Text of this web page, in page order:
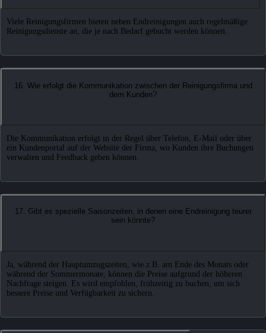
Viele Reinigungsfirmen bieten neben Endreinigungen auch regelmäßige
Reinigungsdienste an, die je nach Bedarf gebucht werden können.
16. Wie erfolgt die Kommunikation zwischen der Reinigungsfirma und
dem Kunden?
Die Kommunikation erfolgt in der Regel über Telefon, E-Mail oder über
ein Kundenportal auf der Website der Firma, wo Kunden ihre Buchungen
verwalten und Feedback geben können.
17. Gibt es spezielle Saisonzeiten, in denen eine Endreinigung teurer
sein könnte?
Ja, während der Hauptumzugszeiten, wie z.B. am Ende des Monats oder
während der Sommermonate, können die Preise aufgrund der höheren
Nachfrage steigen. Es wird empfohlen, frühzeitig zu buchen, um sich
bessere Preise und Verfügbarkeit zu sichern.